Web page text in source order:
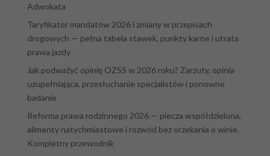
Adwokata
Taryfikator mandatów 2026 i zmiany w przepisach
drogowych — pełna tabela stawek, punkty karne i utrata
prawa jazdy
Jak podważyć opinię OZSS w 2026 roku? Zarzuty, opinia
uzupełniająca, przesłuchanie specjalistów i ponowne
badanie
Reforma prawa rodzinnego 2026 — piecza współdzielona,
alimenty natychmiastowe i rozwód bez orzekania o winie.
Kompletny przewodnik